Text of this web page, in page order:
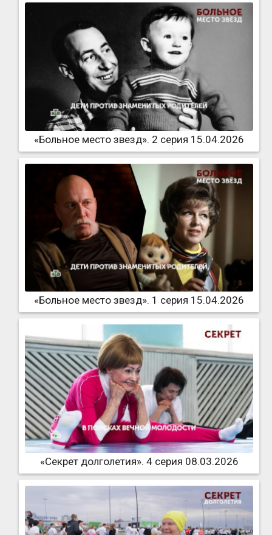
«Больное место звезд». 2 серия 15.04.2026
«Больное место звезд». 1 серия 15.04.2026
«Секрет долголетия». 4 серия 08.03.2026